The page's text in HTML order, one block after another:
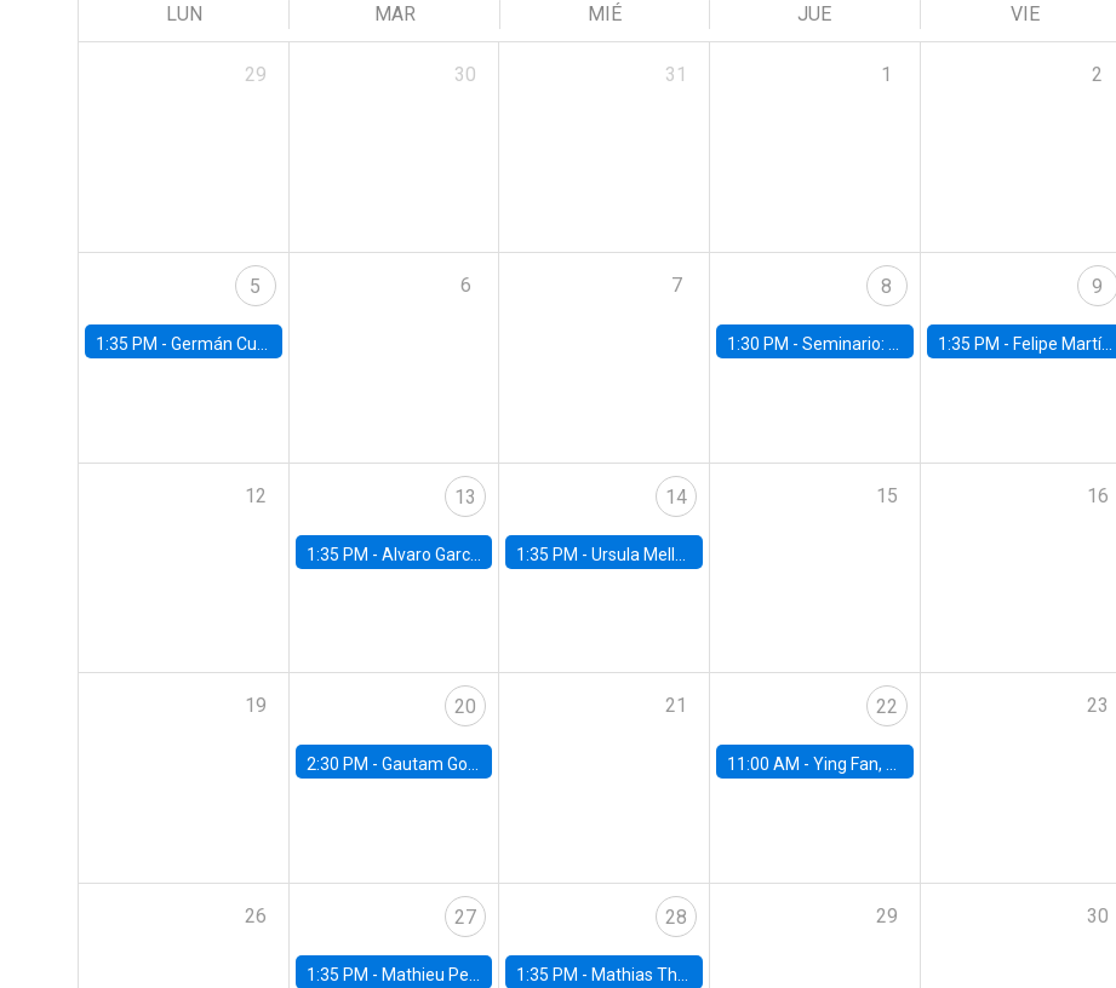
LUN MAR MIÉ JUE VIE
29 30 31 1 2
5
1:35 PM - Germán Cubas, University of Houston
6 7 8
1:30 PM -Seminario: “Recuperando la humanidad para progresar en la era de la IA»
9
1:35 PM - Felipe Martínez, alumno Doctorado en Economía UC
12 13
1:35 PM - Alvaro Garcia-Marin, Universidad de Los Andes
14
1:35 PM -Ursula Mello, Insper - Institute of Education and Research
15 16
19 20
2:30 PM - Gautam Gowrisankaran, Columbia University
21 22
11:00 AM -Ying Fan, University of Michigan
23
26 27
1:35 PM - Mathieu Pedemonte, IDB
28
1:35 PM - Mathias Thoenig, University of Lausanne
29 30